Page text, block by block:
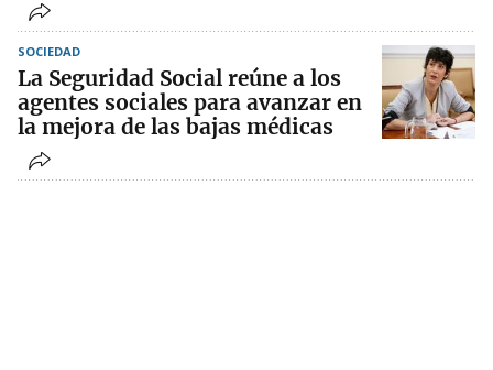
SOCIEDAD
La Seguridad Social reúne a los
agentes sociales para avanzar en
la mejora de las bajas médicas